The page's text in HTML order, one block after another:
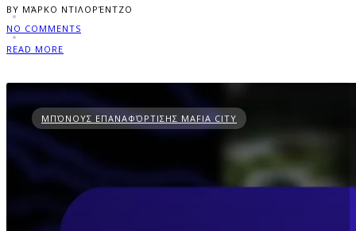
BY ΜΆΡΚΟ ΝΤΙΛΟΡΈΝΤΖΟ
NO COMMENTS
READ MORE
ΜΠΌΝΟΥΣ ΕΠΑΝΑΦΌΡΤΙΣΗΣ MAFIA CITY